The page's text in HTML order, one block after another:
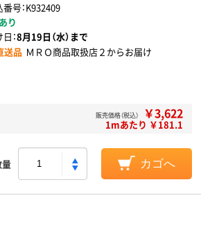
号：K932409
あり
：8月19日（水）まで
送品 ＭＲＯ商品取扱店２からお届け
販売価格（税込） ￥3,622
1mあたり ￥181.1
カゴへ